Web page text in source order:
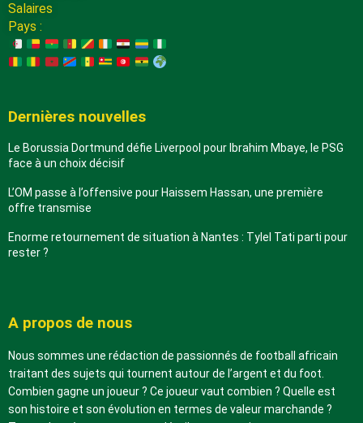
Salaires
Pays :
Dernières nouvelles
Le Borussia Dortmund défie Liverpool pour Ibrahim Mbaye, le PSG
face à un choix décisif
L’OM passe à l’offensive pour Haissem Hassan, une première
offre transmise
Enorme retournement de situation à Nantes : Tylel Tati parti pour
rester ?
A propos de nous
Nous sommes une rédaction de passionnés de football africain
traitant des sujets qui tournent autour de l’argent et du foot.
Combien gagne un joueur ? Ce joueur vaut combien ? Quelle est
son histoire et son évolution en termes de valeur marchande ?